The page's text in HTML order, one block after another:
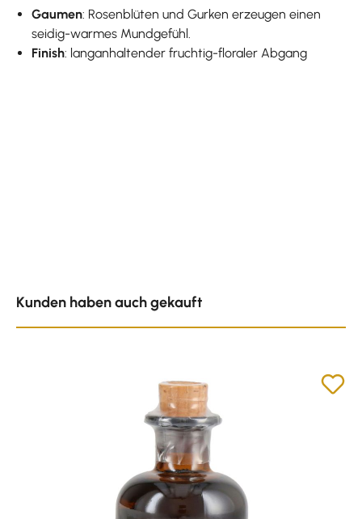
Gaumen: Rosenblüten und Gurken erzeugen einen
seidig-warmes Mundgefühl.
Finish: langanhaltender fruchtig-floraler Abgang
Kunden haben auch gekauft